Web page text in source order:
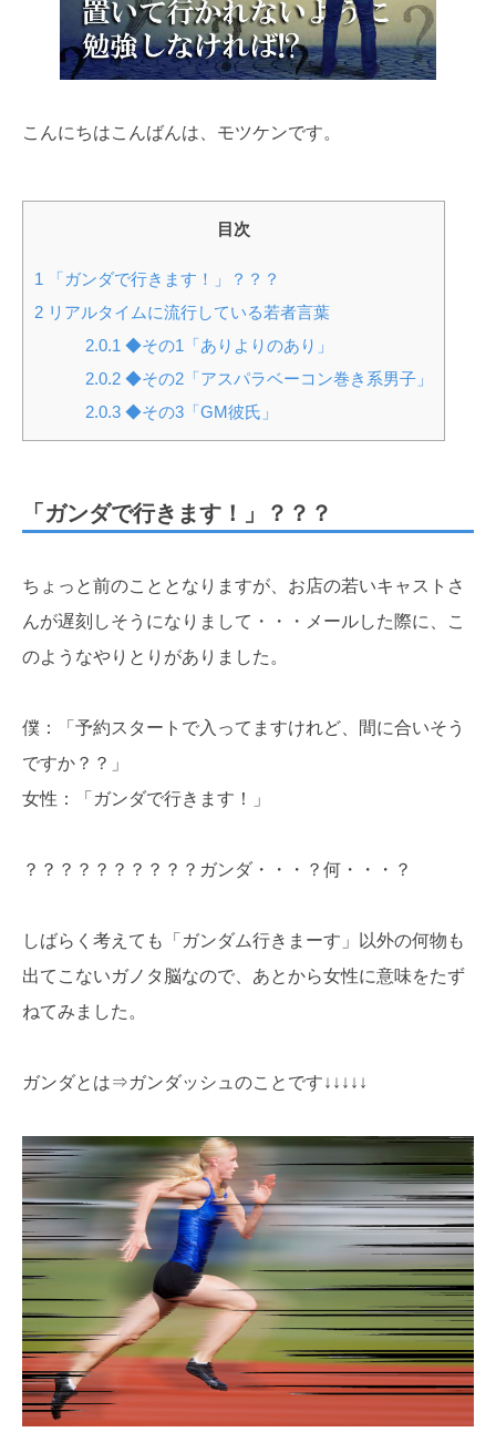
こんにちはこんばんは、モツケンです。
目次
1 「ガンダで行きます！」？？？
2 リアルタイムに流行している若者言葉
2.0.1 ◆その1「ありよりのあり」
2.0.2◆その2「アスパラベーコン巻き系男子」
2.0.3◆その3「GM彼氏」
「ガンダで行きます！」？？？
ちょっと前のこととなりますが、お店の若いキャストさ
んが遅刻しそうになりまして・・・メールした際に、こ
のようなやりとりがありました。
僕：「予約スタートで入ってますけれど、間に合いそう
ですか？？」
女性：「ガンダで行きます！」
？？？？？？？？？？ガンダ・・・？何・・・？
しばらく考えても「ガンダム行きまーす」以外の何物も
出てこないガノタ脳なので、あとから女性に意味をたず
ねてみました。
ガンダとは⇒ガンダッシュのことです↓↓↓↓↓